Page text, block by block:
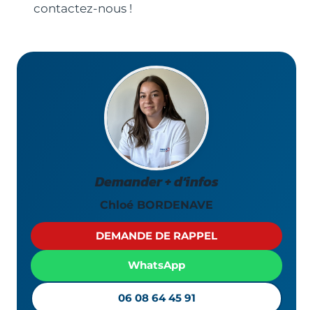
Demander + d’infos
Chloé BORDENAVE
WhatsApp
06 08 64 45 91
DEMANDE DE RAPPEL